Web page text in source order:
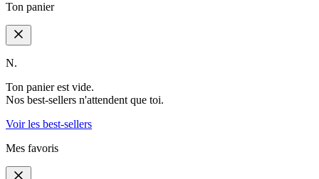
Ton panier
N.
Ton panier est vide.
Nos best-sellers n'attendent que toi.
Voir les best-sellers
Mes favoris